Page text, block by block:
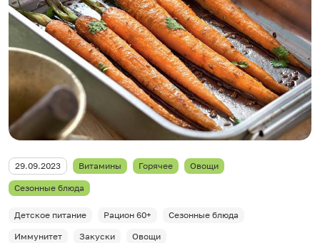
29.09.2023 Витамины Горячее Овощи
Сезонные блюда
Детское питание Рацион 60+
Сезонные блюда
Иммунитет
Закуски Овощи